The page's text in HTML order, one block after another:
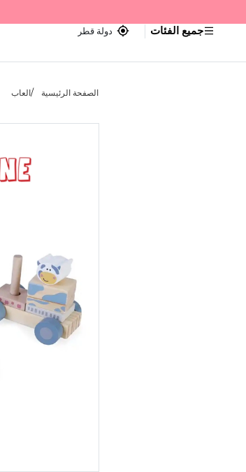
جميع الفئات دولة قطر
الصفحة الرئيسية العاب